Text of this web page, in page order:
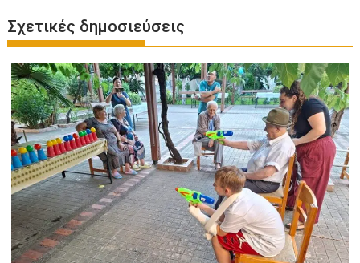
Σχετικές δημοσιεύσεις